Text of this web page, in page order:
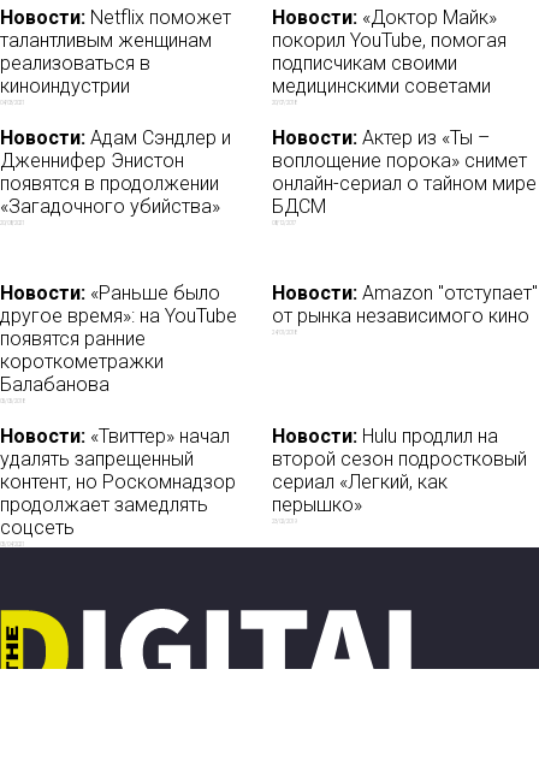
Новости: Netflix поможет
талантливым женщинам
реализоваться в
киноиндустрии
04/03/2021
Новости: «Доктор Майк»
покорил YouTube, помогая
подписчикам своими
медицинскими советами
20/07/2018
Новости: Адам Сэндлер и
Дженнифер Энистон
появятся в продолжении
«Загадочного убийства»
20/08/2021
Новости: Актер из «Ты –
воплощение порока» снимет
онлайн-сериал о тайном мире
БДСМ
08/12/2017
Новости: «Раньше было
другое время»: на YouTube
появятся ранние
короткометражки
Балабанова
05/05/2018
Новости: Amazon "отступает"
от рынка независимого кино
24/01/2018
Новости: «Твиттер» начал
удалять запрещенный
контент, но Роскомнадзор
продолжает замедлять
соцсеть
05/04/2021
Новости: Hulu продлил на
второй сезон подростковый
сериал «Легкий, как
перышко»
23/02/2019